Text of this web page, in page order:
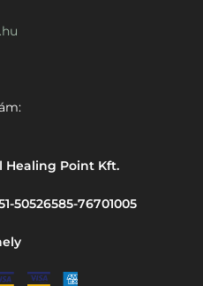
Healing Point Kft.
50526585-76701005